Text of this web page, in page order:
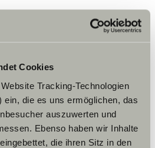
Cookies
Tracking-Technologien
ein, die es uns ermöglichen, das
auszuwerten und
Ebenso haben wir Inhalte
die ihren Sitz in den
te bekijken.
instellingen